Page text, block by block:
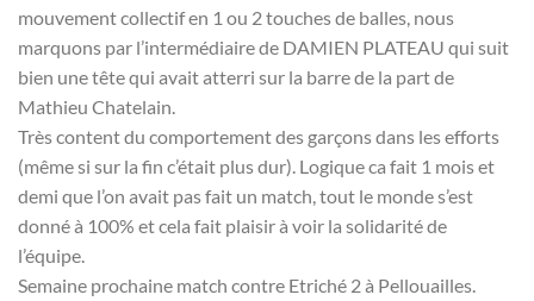
mouvement collectif en 1 ou 2 touches de balles, nous
marquons par l’intermédiaire de DAMIEN PLATEAU qui suit
bien une tête qui avait atterri sur la barre de la part de
Mathieu Chatelain.
Très content du comportement des garçons dans les efforts
(même si sur la fin c’était plus dur). Logique ca fait 1 mois et
demi que l’on avait pas fait un match, tout le monde s’est
donné à 100% et cela fait plaisir à voir la solidarité de
l’équipe.
Semaine prochaine match contre Etriché 2 à Pellouailles.